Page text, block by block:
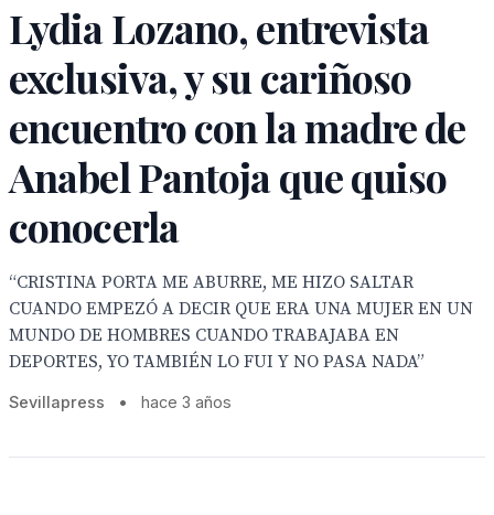
Lydia Lozano, entrevista
exclusiva, y su cariñoso
encuentro con la madre de
Anabel Pantoja que quiso
conocerla
“CRISTINA PORTA ME ABURRE, ME HIZO SALTAR
CUANDO EMPEZÓ A DECIR QUE ERA UNA MUJER EN UN
MUNDO DE HOMBRES CUANDO TRABAJABA EN
DEPORTES, YO TAMBIÉN LO FUI Y NO PASA NADA”
Sevillapress • hace 3 años